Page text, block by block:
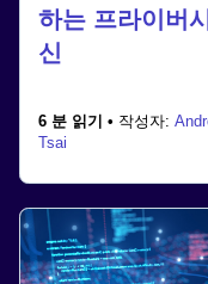
하는 프라이버
신
6 분 읽기 • 작성자:
Tsai